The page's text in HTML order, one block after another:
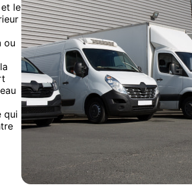
le
ou
qui